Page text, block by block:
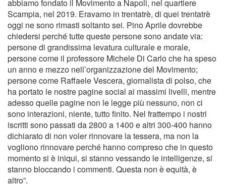
abbiamo fondato il Movimento a Napoli, nel quartiere
Scampia, nel 2019. Eravamo in trentatrè, di quei trentatrè
oggi ne sono rimasti soltanto sei. Pino Aprile dovrebbe
chiedersi perché tutte queste persone sono andate via:
persone di grandissima levatura culturale e morale,
persone come il professore Michele Di Carlo che ha speso
un anno e mezzo nell’organizzazione del Movimento;
persone come Raffaele Vescera, giornalista di polso, che
ha portato le nostre pagine social ai massimi livelli, mentre
adesso quelle pagine non le legge più nessuno, non ci
sono interazioni, niente, tutto finito. Nel frattempo i nostri
iscritti sono passati da 2800 a 1400 e altri 300-400 hanno
dichiarato di non voler rinnovare la tessera, ma non la
vogliono rinnovare perché hanno compreso che in questo
momento si è iniqui, si stanno vessando le intelligenze, si
stanno bloccando i commenti. Questa non è equità, è
altro”.